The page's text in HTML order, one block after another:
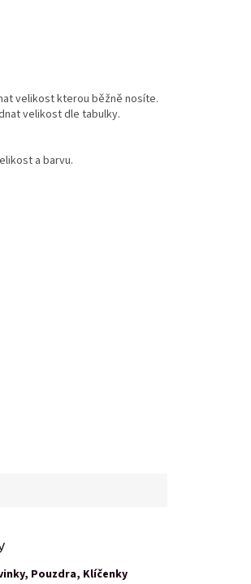
velikost kterou běžně nosíte.
velikost dle tabulky.
a barvu.
Pouzdra, Klíčenky